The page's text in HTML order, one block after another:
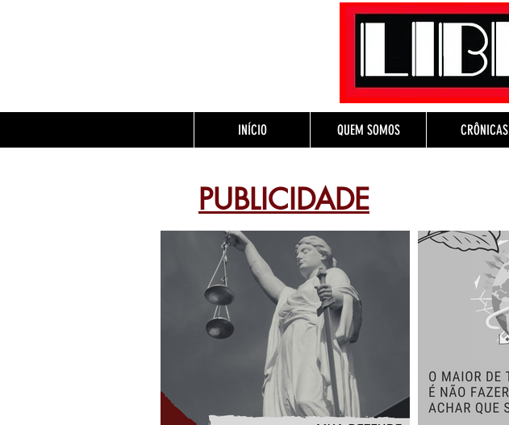
INÍCIO QUEM SOMOS CRÔNICAS
PUBLICIDADE